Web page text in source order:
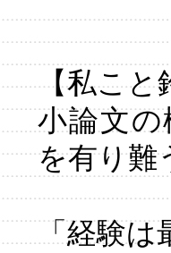
【私こと
小論文
を有り難
「経験は